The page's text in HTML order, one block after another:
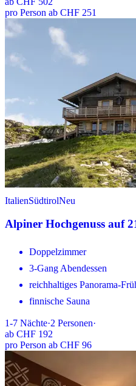
pro Person ab CHF 251
ItalienSüdtirolNeu
Alpiner Hochgenuss auf
Doppelzimmer
3-Gang Abendessen
reichhaltiges Panorama-
finnische Sauna
1-7 Nächte·2 Personen·
ab CHF 192
pro Person ab CHF 96